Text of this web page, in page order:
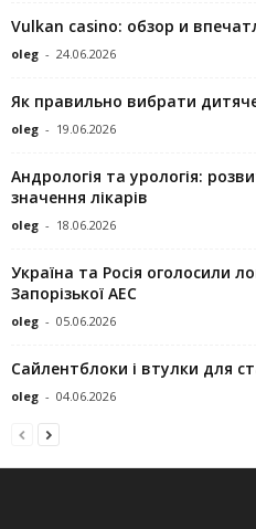
Vulkan casino: обзор и
oleg - 24.06.2026
Як правильно вибрати
oleg - 19.06.2026
Андрологія та урологія:
значення лікарів
oleg - 18.06.2026
Україна та Росія оголосили
Запорізької АЕС
oleg - 05.06.2026
Сайлентблоки і втулки для
oleg - 04.06.2026